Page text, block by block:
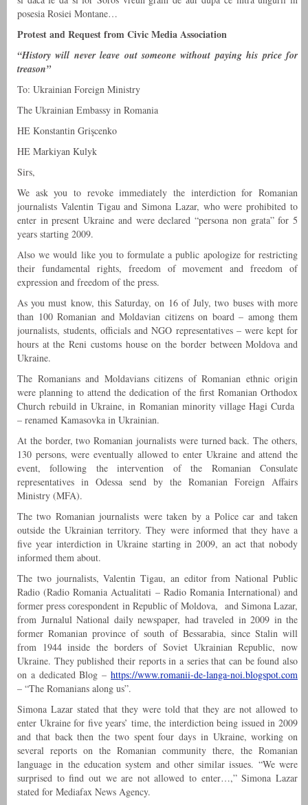
posesia Rosiei Montane…
Protest and Request from Civic Media Association
“History will never leave out someone without paying his price for
treason”
To: Ukrainian Foreign Ministry
The Ukrainian Embassy in Romania
HE Konstantin Grişcenko
HE Markiyan Kulyk
Sirs,
We ask you to revoke immediately the interdiction for Romanian
journalists Valentin Tigau and Simona Lazar, who were prohibited to
enter in present Ukraine and were declared “persona non grata” for 5
years starting 2009.
Also we would like you to formulate a public apologize for restricting
their fundamental rights, freedom of movement and freedom of
expression and freedom of the press.
As you must know, this Saturday, on 16 of July, two buses with more
than 100 Romanian and Moldavian citizens on board – among them
journalists, students, officials and NGO representatives – were kept for
hours at the Reni customs house on the border between Moldova and
Ukraine.
The Romanians and Moldavians citizens of Romanian ethnic origin
were planning to attend the dedication of the first Romanian Orthodox
Church rebuild in Ukraine, in Romanian minority village Hagi Curda
– renamed Kamasovka in Ukrainian.
At the border, two Romanian journalists were turned back. The others,
130 persons, were eventually allowed to enter Ukraine and attend the
event, following the intervention of the Romanian Consulate
representatives in Odessa send by the Romanian Foreign Affairs
Ministry (MFA).
The two Romanian journalists were taken by a Police car and taken
outside the Ukrainian territory. They were informed that they have a
five year interdiction in Ukraine starting in 2009, an act that nobody
informed them about.
The two journalists, Valentin Tigau, an editor from National Public
Radio (Radio Romania Actualitati – Radio Romania International) and
former press corespondent in Republic of Moldova, and Simona Lazar,
from Jurnalul National daily newspaper, had traveled in 2009 in the
former Romanian province of south of Bessarabia, since Stalin will
from 1944 inside the borders of Soviet Ukrainian Republic, now
Ukraine. They published their reports in a series that can be found also
on a dedicated Blog – https://www.romanii-de-langa-noi.blogspot.com
– “The Romanians along us”.
Simona Lazar stated that they were told that they are not allowed to
enter Ukraine for five years’ time, the interdiction being issued in 2009
and that back then the two spent four days in Ukraine, working on
several reports on the Romanian community there, the Romanian
language in the education system and other similar issues. “We were
surprised to find out we are not allowed to enter…,” Simona Lazar
stated for Mediafax News Agency.